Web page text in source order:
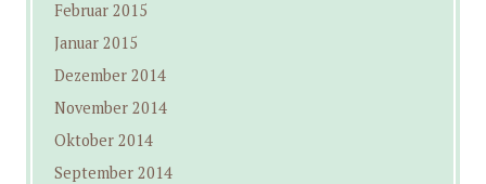
Februar 2015
Januar 2015
Dezember 2014
November 2014
Oktober 2014
September 2014